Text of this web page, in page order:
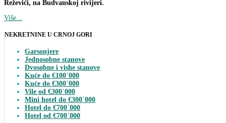
Reževići, na Budvanskoj rivijeri.
Više...
NEKRETNINE U CRNOJ GORI
Garsonjere
Jednosobne stanove
Dvosobne i vishe stanove
Kuće do €100`000
Kuće do €300`000
Vile od €300`000
Mini hotel do €300`000
Hotel do €700`000
Hotel od €700`000